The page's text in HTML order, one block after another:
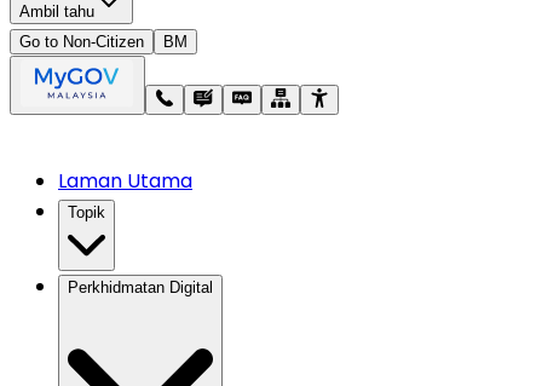
Ambil tahu
Go to Non-Citizen
BM
Laman Utama
Topik
Perkhidmatan Digital